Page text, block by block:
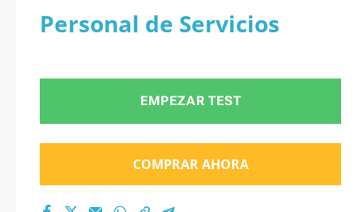
Personal de Servicios
EMPEZAR TEST
COMPRAR AHORA